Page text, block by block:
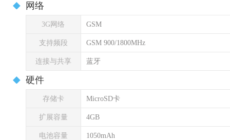
网络
3G网络 GSM
支持频段 GSM 900/1800MHz
连接与共享 蓝牙
硬件
存储卡 MicroSD卡
扩展容量 4GB
电池容量 1050mAh